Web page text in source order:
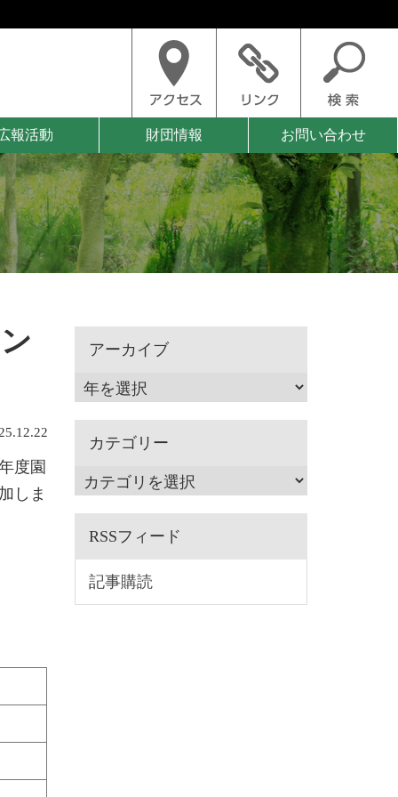
報活動 財団情報 お問い合わせ
度園
しま
アーカイブ
カテゴリー
RSSフィード
記事購読